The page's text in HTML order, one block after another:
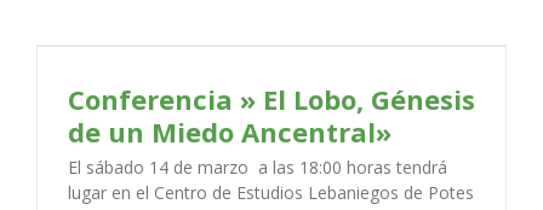
Conferencia » El Lobo, Génesis
de un Miedo Ancentral»
El sábado 14 de marzo a las 18:00 horas tendrá
lugar en el Centro de Estudios Lebaniegos de Potes